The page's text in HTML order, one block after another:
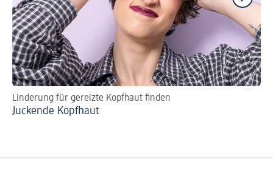
Linderung für gereizte Kopfhaut finden
Juckende Kopfhaut